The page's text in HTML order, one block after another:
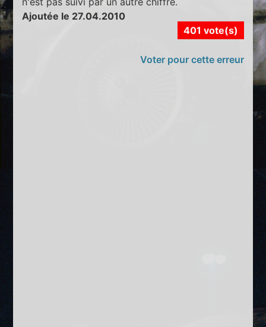
Ajoutée le 27.04.2010
401 vote(s)
Voter pour cette erreur